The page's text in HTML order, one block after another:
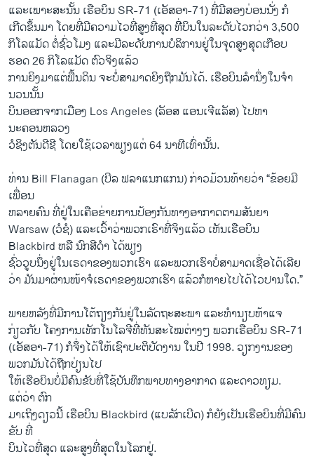
ແລະເພາະສະນັ້ນ ເຮືອບິນ SR-71 (ເອັສອາ-71) ທີ່ມີສອງບ່ອນນັ່ງ ກໍ
ເກີດຂຶ້ນມາ ໂດຍທີ່ມີຄວາມໄວທີ່ສູງທີ່ສຸດ ທີ່ິບິນໃນລະດັບໄວກວ່າ 3,500
ກິໂລແມັດ ຕໍ່ຊົ່ວໂມງ ແລະມີລະດັບການບໍລິການຢູ່ໃນຈຸດສູງສຸດເກືອບ
ຮອດ 26 ກິໂລແມັດ ຕົວຈິງແລ້ວ
ການຍິງມາແຕ່ພື້ນດິນ ຈະບໍ່ສາມາດຍິງຖືກມັນໄດ້. ເຮືອບິນລໍານຶ່ງໃນຈໍາ
ນວນນັ້ນ
ບິນອອກຈາກເມືອງ Los Angeles (ລັອສ ແອນເຈີແລັສ) ໄປຫາ
ນະຄອນຫລວງ
ວໍຊິງຕັນດີຊີ ໂດຍໃຊ້ເວລາພຽງແຕ່ 64 ນາທີເທົ່ານັ້ນ.
ທ່ານ Bill Flanagan (ບີລ ຟລາແນກແກນ) ກ່າວມ້ວນທ້າຍວ່າ “ຂ້ອຍມີ
ເພື່ອນ
ຫລາຍຄົນ ທີ່ຢູ່ໃນເຄືອຂ່າຍການປ້ອງກັນທາງອາກາດຕາມສັນຍາ
Warsaw (ວໍຊໍ) ແລະເວົ້າວ່າພວກເຮົາທີ່ຈິງແລ້ວ ເຫັນເຮືອບິນ
Blackbird ຫລື ນົກສີດໍາ ໄດ້ພຽງ
ຊົ່ວວູບນຶ່ງຢູ່ໃນເຣດາຂອງພວກເຮົາ ແລະພວກເຮົາບໍ່ສາມາດເຊື່ອໄດ້ເລີຍ
ວ່າ ມັນມາຜ່ານໜ້າຈໍເຣດາຂອງພວກເຮົາ ແລ້ວກໍຫາຍໄປໄດ້ໄວປານໃດ.”
ພາຍຫລັງທີ່ມີການໂຕ້ຖຽງກັນຢູ່ໃນລັດຖະສະພາ ແລະທໍານຽບຫ້າແຈ
ກ່ຽວກັບ ໂຄງການເທັກໂນໂລຈີທີ່ທັນສະໄໝຕ່າງໆ ພວກເຮືອບິນ SR-71
(ເອັສອາ-71) ກໍຈຶ່ງໄດ້ໃຫ້ເຊົາປະຕິບັດງານ ໃນປີ 1998. ວຽກງານຂອງ
ພວກມັນໄດ້ຖືກປ່ຽນໄປ
ໃຫ້ເຮືອບິນບໍ່ມີຄົນຂັບທີ່ໃຊ້ບັນທຶກພາບທາງອາກາດ ແລະດາວທຽມ.
ແຕ່ວ່າ ຕົກ
ມາເຖິງດຽວນີ້ ເຮືອບິນ Blackbird (ແບລັກເບີດ) ກໍຍັງເປັນເຮືອບິນທີ່ມີຄົນ
ຂັບ ທີ່
ບິນໄວທີ່ສຸດ ແລະສູງທີ່ສຸດໃນໂລກຢູ່.